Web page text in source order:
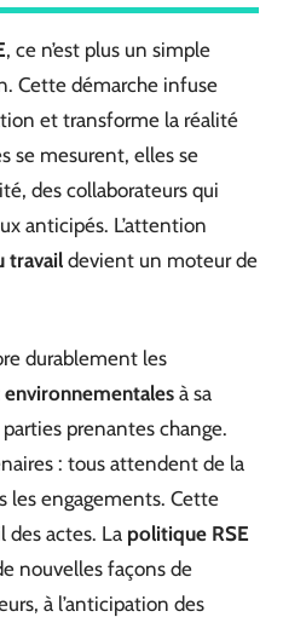
, ce n’est plus un simple
Cette démarche infuse
et transforme la réalité
se mesurent, elles se
des collaborateurs qui
anticipés. L’attention
travail devient un moteur de
durablement les
à sa
prenantes change.
: tous attendent de la
les engagements. Cette
actes. La politique RSE
nouvelles façons de
à l’anticipation des